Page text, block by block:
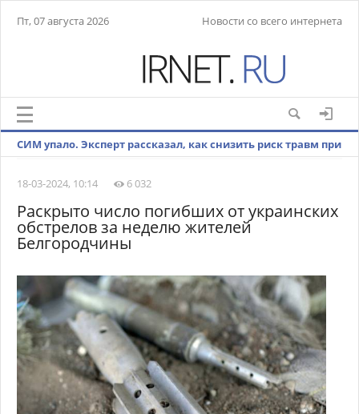
Пт, 07 августа 2026 Новости со всего интернета
СИМ упало. Эксперт рассказал, как снизить риск травм при
18-03-2024, 10:14
6 032
Раскрыто число погибших от украинских
обстрелов за неделю жителей
Белгородчины